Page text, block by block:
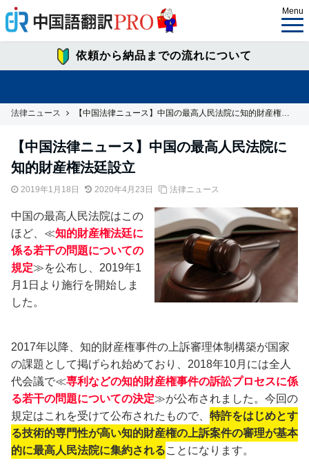
Menu
依頼から納品までの流れについて
法律ニュース
【中国法律ニュース】中国の最高人民法院に
知的財産権法廷設立
2019年1月18日 2020年4月23日 法律ニュース
中国の最高人民法院はこの
ほど、≪知的財産権法廷に
係る若干の問題についての
規定≫を公布し、2019年1
月1日より施行を開始しま
した。
2017年以降、知的財産権事件の上訴審理体制構築が国家
の課題として掲げられ始めており、2018年10月には全人
代会議で≪専利などの知的財産権事件の訴訟プロセスに係
る若干の問題についての決定≫が公布されました。今回の
規定はこれを受けて公布されたもので、 特許をはじめとす
る技術的専門性が高い知的財産権の上訴案件の審理が基本
的に最高人民法院に集約されることになります。